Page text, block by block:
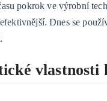
pokrok ve výrobní
Dnes se
vlastnosti